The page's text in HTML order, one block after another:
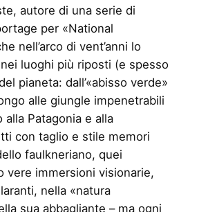
autore di una serie di
per «National
nell’arco di vent’anni lo
luoghi più riposti (e spesso
pianeta: dall’«abisso verde»
alle giungle impenetrabili
alla Patagonia e alla
con taglio e stile memori
faulkneriano, quei
vere immersioni visionarie,
nella «natura
sua abbagliante – ma ogni